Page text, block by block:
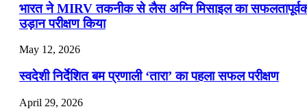
भारत ने MIRV तकनीक से लैस अग्नि मिसाइल का
उड़ान परीक्षण किया
May 12, 2026
स्वदेशी निर्देशित बम प्रणाली ‘तारा’ का पहला सफल परीक्षण
April 29, 2026